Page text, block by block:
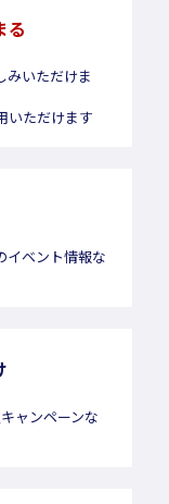
る
みいただけま
いただけます
イベント情報な
ャンペーンな